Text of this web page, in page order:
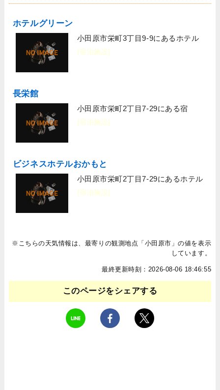
ホテルグリーン
小田原市栄町3丁目9-9にあるホテル
[宿泊施設]
長栄館
小田原市栄町2丁目7-29にある宿
[宿泊施設]
ビジネスホテルおかもと
小田原市栄町2丁目7-29にあるホテル
[宿泊施設]
※こちらの天気情報は、最寄りの観測地点「小田原市」の値を表示
しています。
最終更新時刻：2026-08-06 18:46:55
このページをシェアする